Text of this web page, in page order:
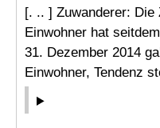
[. .. ] Zuwanderer: Die
Einwohner hat
31. Dezember 2014
Einwohner, Tendenz